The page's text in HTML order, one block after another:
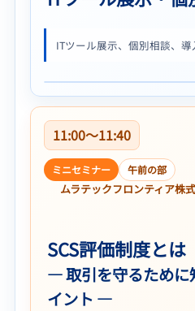
ITツール展示、個別相談、導
11:00〜11:40
ミニセミナー 午前の部
ムラテックフロンティア株
SCS評価制度とは
― 取引を守るために
イント ―